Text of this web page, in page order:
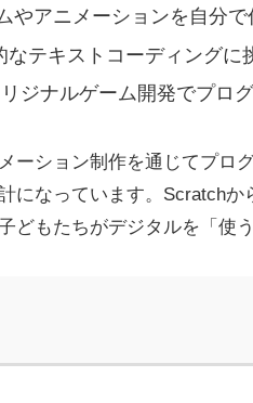
やアニメーションを自分で
なテキストコーディングに
ジナルゲーム開発でプロ
ーション制作を通じてプロ
になっています。Scratch
どもたちがデジタルを「使